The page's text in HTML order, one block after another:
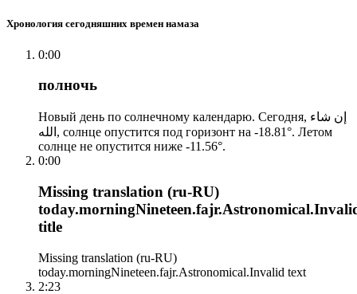
Хронология сегодняшних времен намаза
0:00
полночь
Новый день по солнечному календарю. Сегодня, إن شاء
الله, солнце опустится под горизонт на -18.81°. Летом
солнце не опустится ниже -11.56°.
0:00
Missing translation (ru-RU)
title
Missing translation (ru-RU)
today.morningNineteen.fajr.Astronomical.Invalid text
2:23